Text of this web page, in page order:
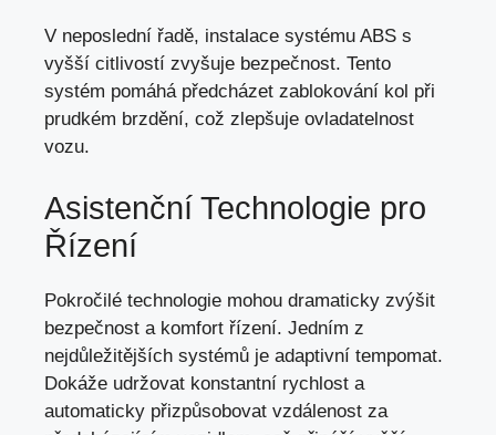
V neposlední řadě, instalace systému ABS s
vyšší citlivostí zvyšuje bezpečnost. Tento
systém pomáhá předcházet zablokování kol při
prudkém brzdění, což zlepšuje ovladatelnost
vozu.
Asistenční Technologie pro
Řízení
Pokročilé technologie mohou dramaticky zvýšit
bezpečnost a komfort řízení. Jedním z
nejdůležitějších systémů je adaptivní tempomat.
Dokáže udržovat konstantní rychlost a
automaticky přizpůsobovat vzdálenost za